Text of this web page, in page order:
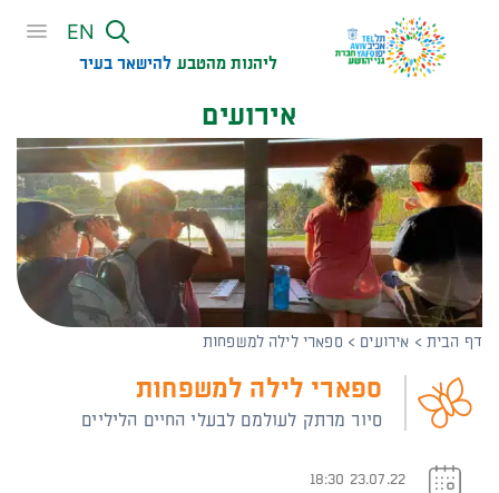
מַעֲרֶכֶת
נָגִישׁ
בִּקְלִיק
הַמְּסַיַּעַת
לִנְגִישׁוּת
הָאֲתָר.
EN
ליהנות מהטבע להישאר בעיר​
אירועים
דף הבית > אירועים > ספארי לילה למשפחות
ספארי לילה למשפחות
סיור מרתק לעולמם לבעלי החיים הליליים
23.07.22 18:30